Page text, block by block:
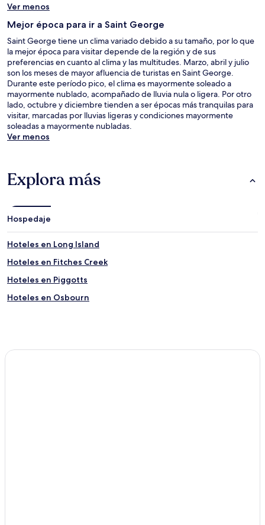
Ver menos
Mejor época para ir a Saint George
Saint George tiene un clima variado debido a su tamaño, por lo que
la mejor época para visitar depende de la región y de sus
preferencias en cuanto al clima y las multitudes. Marzo, abril y julio
son los meses de mayor afluencia de turistas en Saint George.
Durante este período pico, el clima es mayormente soleado a
mayormente nublado, acompañado de lluvia nula o ligera. Por otro
lado, octubre y diciembre tienden a ser épocas más tranquilas para
visitar, marcadas por lluvias ligeras y condiciones mayormente
soleadas a mayormente nubladas.
Ver menos
Explora más
Hospedaje
Hoteles en Long Island
Hoteles en Fitches Creek
Hoteles en Piggotts
Hoteles en Osbourn